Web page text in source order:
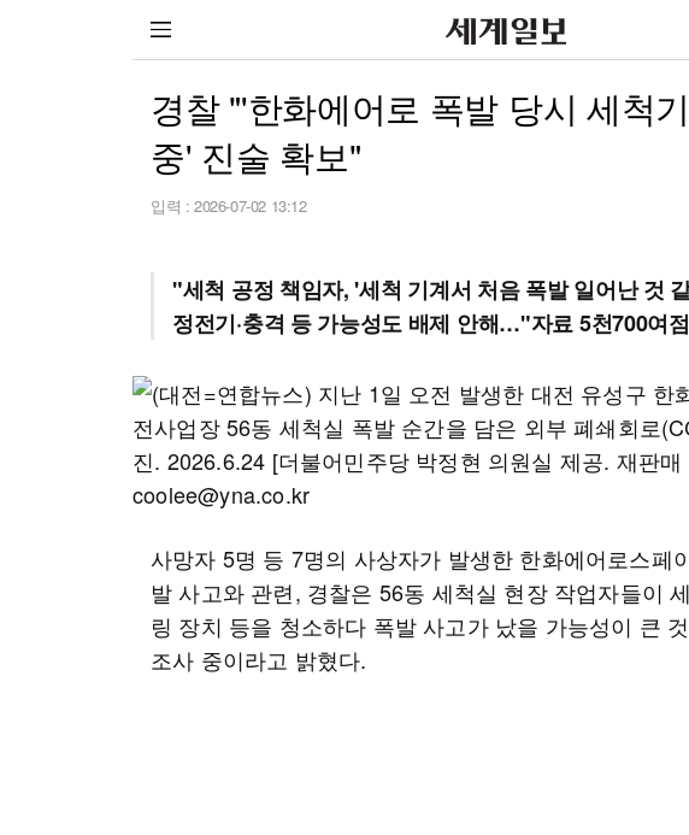
경찰 "'한화에어로 폭발 당시 세척
중' 진술 확보"
입력 : 2026-07-02 13:12
"세척 공정 책임자, '세척 기계서 처음 폭발 일어난 것
정전기·충격 등 가능성도 배제 안해…"자료 5천700여
사망자 5명 등 7명의 사상자가 발생한 한화에어로스페
발 사고와 관련, 경찰은 56동 세척실 현장 작업자들이
링 장치 등을 청소하다 폭발 사고가 났을 가능성이 큰
조사 중이라고 밝혔다.